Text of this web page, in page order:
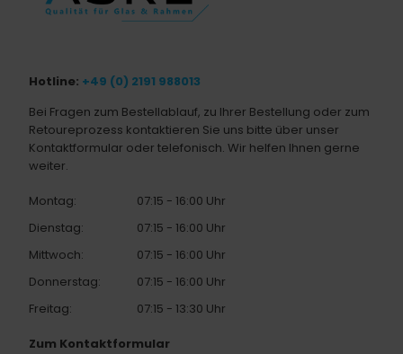
Hotline: +49 (0) 2191 988013
Bei Fragen zum Bestellablauf, zu Ihrer Bestellung oder zum
Retoureprozess kontaktieren Sie uns bitte über unser
Kontaktformular oder telefonisch. Wir helfen Ihnen gerne
weiter.
Montag:
07:15 - 16:00 Uhr
Dienstag:
07:15 - 16:00 Uhr
Mittwoch:
07:15 - 16:00 Uhr
Donnerstag:
07:15 - 16:00 Uhr
Freitag:
07:15 - 13:30 Uhr
Zum Kontaktformular